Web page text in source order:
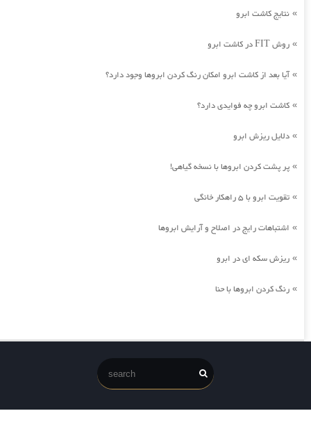
» نتایج کاشت ابرو
» روش FIT در کاشت ابرو
»آیا بعد از کاشت ابرو امکان رنگ کردن ابروها وجود دارد؟
» کاشت ابرو چه فوایدی دارد؟
» دلایل ریزش ابرو
» پر پشت کردن ابروها با نسخه گیاهی!
» تقویت ابرو با 5 راهکار خانگی
» اشتباهات رایج در اصلاح و آرایش ابروها
» ریزش سکه ای در ابرو
» رنگ کردن ابروها با حنا